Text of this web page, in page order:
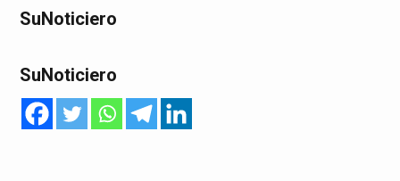
SuNoticiero
SuNoticiero